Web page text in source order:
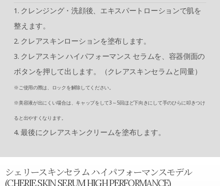
1. クレンジング・洗顔後、エキスパートローションで肌を
整えます。
2. クレアスキンローションを塗布します。
3. クレアスキン ハイパフォーマンス セラムを、容器側面の
ボタンを押して出します。（クレアスキンセラムと同量）
※ご使用の際は、ロックを解除してください。
※美容液が出にくい場合は、キャップをして3～5回ほど下向きにして手のひらに叩きつけ
ると出やすくなります。
4. 最後にクレアスキンクリームを塗布します。
シェリースキンセラム ハイパフォーマンスモデル
(CHERIE SKIN SERUM HIGH PERFORMANCE)